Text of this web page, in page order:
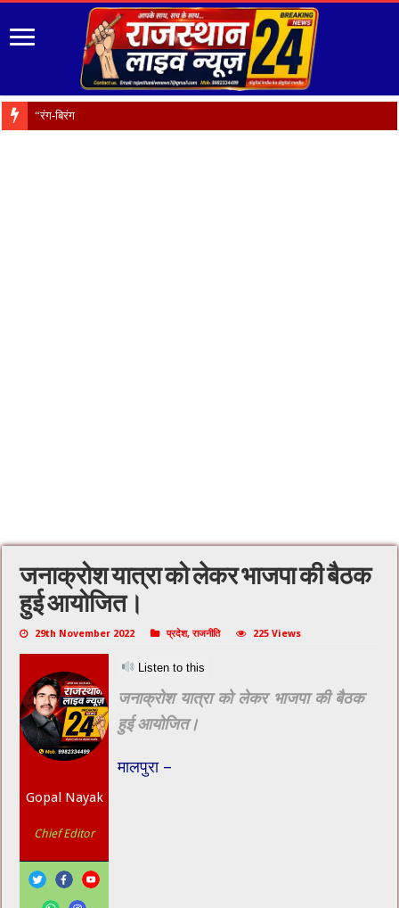
“रंग-बिरंगे फूल हैं प्रकृति
जनाक्रोश यात्रा को लेकर भाजपा की बैठक
हुई आयोजित।
29th November 2022 प्रदेश,राजनीति 225 Views
Listen to this
Gopal Nayak
Chief Editor
जनाक्रोश यात्रा को लेकर भाजपा की बैठक
हुई आयोजित।
मालपुरा –